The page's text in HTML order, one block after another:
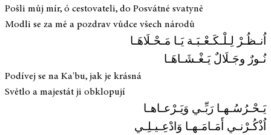
Pošli můj mír, ó cestovateli, do Posvátné svatyně
Modli se za mě a pozdrav vůdce všech národů
اُنـظُـرْ لِـلْـكَـعْـبَـة يَـا مَـحْـلَاهَـا
نُـورٌ وجَـلَالٌ يَـغْـشَـاهَـا
Podívej se na Ka'bu, jak je krásná
Světlo a majestát ji obklopují
يَـحْـرُسُـهـا رَبِّـي وَيَـرْعـاهـا
اُذْكُـرْنـي أَمَـامَـهـا وَادْعِـيـلِـي